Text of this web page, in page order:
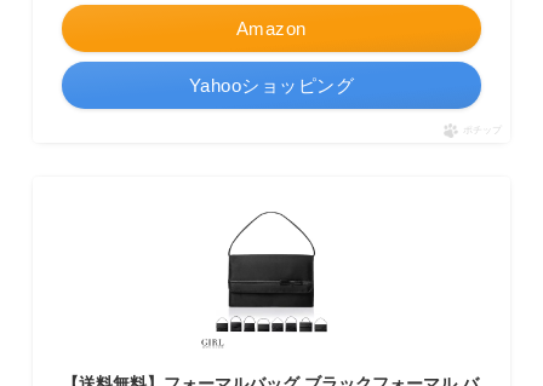
Amazon
Yahooショッピング
ポチップ